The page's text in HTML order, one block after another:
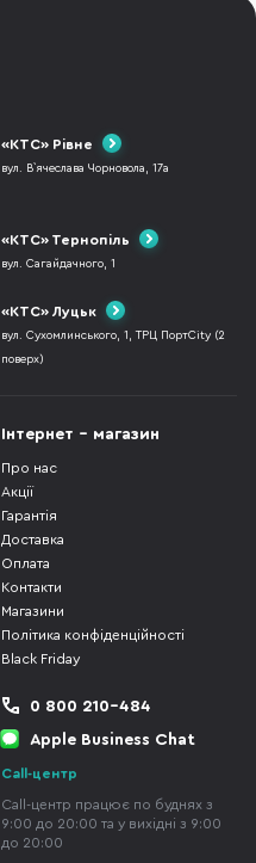
«КТС» Рівне
вул. В`ячеслава Чорновола, 17а
«КТС» Тернопіль
вул. Сагайдачного, 1
«КТС» Луцьк
вул. Сухомлинського, 1, ТРЦ ПортCity (2
поверх)
Інтернет - магазин
Про нас
Акції
Гарантія
Доставка
Оплата
Контакти
Магазини
Політика конфіденційності
Black Friday
0 800 210-484
Apple Business Chat
Call-центр
Call-центр працює по буднях з
9:00 до 20:00 та у вихідні з 9:00
до 20:00